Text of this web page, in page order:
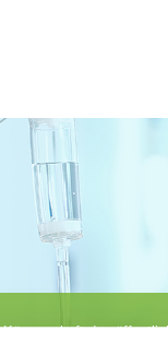
Körperschaft des